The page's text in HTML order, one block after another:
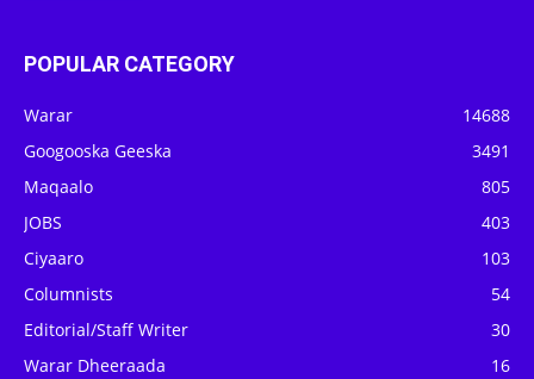
POPULAR CATEGORY
Warar
14688
Googooska Geeska
3491
Maqaalo
805
JOBS
403
Ciyaaro
103
Columnists
54
Editorial/Staff Writer
30
Warar Dheeraada
16